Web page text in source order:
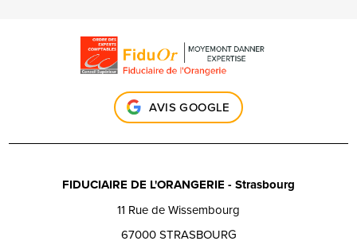
AVIS GOOGLE
FIDUCIAIRE DE L'ORANGERIE - Strasbourg
11 Rue de Wissembourg
67000 STRASBOURG